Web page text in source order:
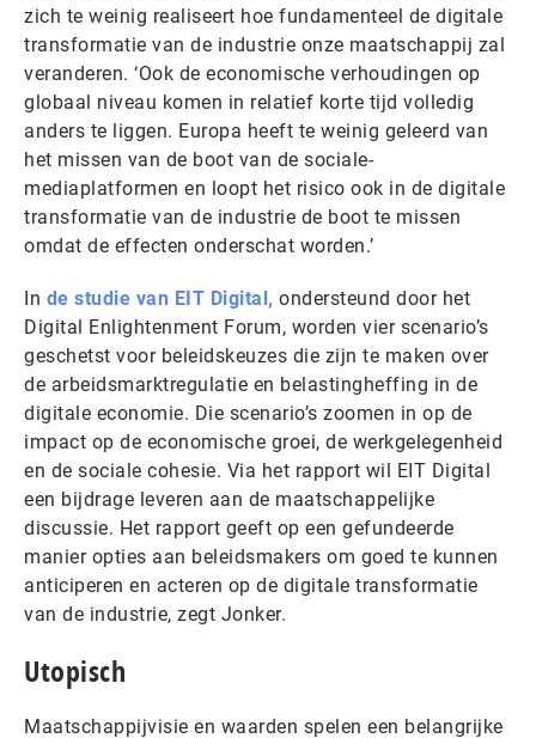
zich te weinig realiseert hoe fundamenteel de digitale
transformatie van de industrie onze maatschappij zal
veranderen. ‘Ook de economische verhoudingen op
globaal niveau komen in relatief korte tijd volledig
anders te liggen. Europa heeft te weinig geleerd van
het missen van de boot van de sociale-
mediaplatformen en loopt het risico ook in de digitale
transformatie van de industrie de boot te missen
omdat de effecten onderschat worden.’
In de studie van EIT Digital, ondersteund door het
Digital Enlightenment Forum, worden vier scenario’s
geschetst voor beleidskeuzes die zijn te maken over
de arbeidsmarktregulatie en belastingheffing in de
digitale economie. Die scenario’s zoomen in op de
impact op de economische groei, de werkgelegenheid
en de sociale cohesie. Via het rapport wil EIT Digital
een bijdrage leveren aan de maatschappelijke
discussie. Het rapport geeft op een gefundeerde
manier opties aan beleidsmakers om goed te kunnen
anticiperen en acteren op de digitale transformatie
van de industrie, zegt Jonker.
Utopisch
Maatschappijvisie en waarden spelen een belangrijke